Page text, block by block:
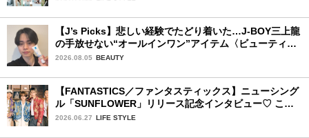
【J’s Picks】悲しい経験でたどり着いた…J-BOY三上龍
の手放せない“オールインワン”アイテム〈ビューティ＆
ファッション夏の必需品〉
2026.08.05 BEAUTY
【FANTASTICS／ファンタスティックス】ニューシング
ル「SUNFLOWER」リリース記念インタビュー♡ この
夏楽しみにしていることは？
2026.06.27 LIFE STYLE